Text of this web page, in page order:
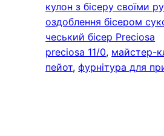
кулон з бісеру своїми
оздоблення бісером
чеський бісер Preciosa
preciosa 11/0, майстер-
пейот, фурнітура для